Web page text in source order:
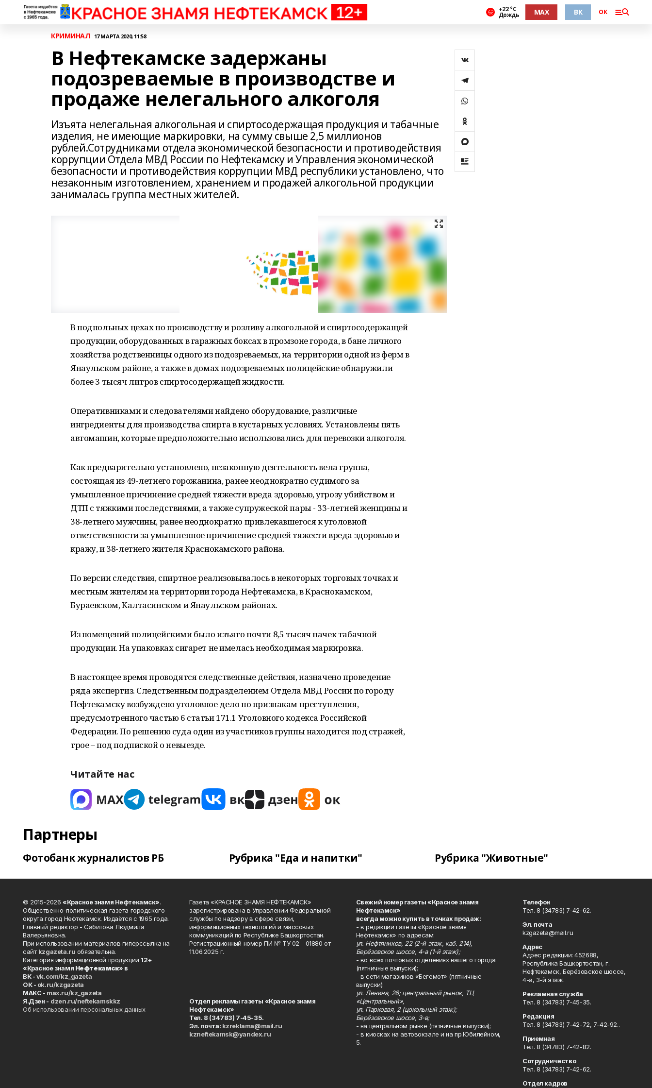
+22 °С
Дождь MAX ВК ОК
КРИМИНАЛ 17 МАРТА 2020, 11:58
В Нефтекамске задержаны
подозреваемые в производстве и
продаже нелегального алкоголя
Изъята нелегальная алкогольная и спиртосодержащая продукция и табачные
изделия, не имеющие маркировки, на сумму свыше 2,5 миллионов
рублей.Сотрудниками отдела экономической безопасности и противодействия
коррупции Отдела МВД России по Нефтекамску и Управления экономической
безопасности и противодействия коррупции МВД республики установлено, что
незаконным изготовлением, хранением и продажей алкогольной продукции
занималась группа местных жителей.
В подпольных цехах по производству и розливу алкогольной и спиртосодержащей
продукции, оборудованных в гаражных боксах в промзоне города, в бане личного
хозяйства родственницы одного из подозреваемых, на территории одной из ферм в
Янаульском районе, а также в домах подозреваемых полицейские обнаружили
более 3 тысяч литров спиртосодержащей жидкости.
Оперативниками и следователями найдено оборудование, различные
ингредиенты для производства спирта в кустарных условиях. Установлены пять
автомашин, которые предположительно использовались для перевозки алкоголя.
Как предварительно установлено, незаконную деятельность вела группа,
состоящая из 49-летнего горожанина, ранее неоднократно судимого за
умышленное причинение средней тяжести вреда здоровью, угрозу убийством и
ДТП с тяжкими последствиями, а также супружеской пары - 33-летней женщины и
38-летнего мужчины, ранее неоднократно привлекавшегося к уголовной
ответственности за умышленное причинение средней тяжести вреда здоровью и
кражу, и 38-летнего жителя Краснокамского района.
По версии следствия, спиртное реализовывалось в некоторых торговых точках и
местным жителям на территории города Нефтекамска, в Краснокамском,
Бураевском, Калтасинском и Янаульском районах.
Из помещений полицейскими было изъято почти 8,5 тысяч пачек табачной
продукции. На упаковках сигарет не имелась необходимая маркировка.
В настоящее время проводятся следственные действия, назначено проведение
ряда экспертиз. Следственным подразделением Отдела МВД России по городу
Нефтекамску возбуждено уголовное дело по признакам преступления,
предусмотренного частью 6 статьи 171.1 Уголовного кодекса Российской
Федерации. По решению суда один из участников группы находится под стражей,
трое – под подпиской о невыезде.
Читайте нас
Партнеры
Фотобанк журналистов РБ Рубрика "Еда и напитки" Рубрика "Животные"
© 2015-2026 «Красное знамя Нефтекамск».
Общественно-политическая газета городского
округа город Нефтекамск. Издаётся с 1965 года.
Главный редактор - Сабитова Людмила
Валерьяновна.
При использовании материалов гиперссылка на
сайтkzgazeta.ru обязательна.
Категория информационной продукции 12+
«Красное знамя Нефтекамск» в
ВК -vk.com/kz_gazeta
ОК - ok.ru/kzgazeta
MAKC - max.ru/kz_gazeta
Я.Дзен - dzen.ru/neftekamskkz
Об использовании персональных данных
Газета «КРАСНОЕ ЗНАМЯ НЕФТЕКАМСК»
зарегистрирована в Управлении Федеральной
службы по надзору в сфере связи,
информационных технологий и массовых
коммуникаций по Республике Башкортостан.
Регистрационный номер ПИ № ТУ 02 - 01880 от
11.06.2025 г.
Отдел рекламы газеты «Красное знамя
Нефтекамск»
Тел. 8 (34783) 7-45-35.
Эл. почта: kzreklama@mail.ru
kzneftekamsk@yandex.ru
Свежий номер газеты «Красное знамя
Нефтекамск»
всегда можно купить в точках продаж:
- в редакции газеты «Красное знамя
Нефтекамск» по адресам:
ул. Нефтяников, 22 (2-й этаж, каб. 214),
Берёзовское шоссе, 4-а (1-й этаж);
- во всех почтовых отделениях нашего города
(пятничные выпуски);
- в сети магазинов «Бегемот» (пятничные
выпуски):
ул. Ленина, 26; центральный рынок, ТЦ
«Центральный»,
ул. Парковая, 2 (цокольный этаж);
Берёзовское шоссе, 3-в;
- на центральном рынке (пятничные выпуски);
- в киосках на автовокзале и на пр.Юбилейном,
5.
Телефон
Тел. 8 (34783) 7-42-62.
Эл. почта
kzgazeta@mail.ru
Адрес
Адрес редакции: 452688,
Республика Башкортостан, г.
Нефтекамск, Берёзовское шоссе,
4-а, 3-й этаж.
Рекламная служба
Тел. 8 (34783) 7-45-35.
Редакция
Тел. 8 (34783) 7-42-72, 7-42-92..
Приемная
Тел. 8 (34783) 7-42-82.
Сотрудничество
Тел. 8 (34783) 7-42-62.
Отдел кадров